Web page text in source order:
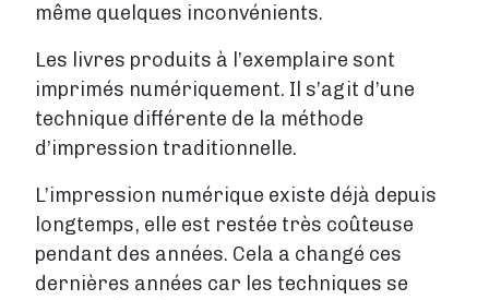
même quelques inconvénients.
Les livres produits à l’exemplaire sont
imprimés numériquement. Il s’agit d’une
technique différente de la méthode
d’impression traditionnelle.
L’impression numérique existe déjà depuis
longtemps, elle est restée très coûteuse
pendant des années. Cela a changé ces
dernières années car les techniques se